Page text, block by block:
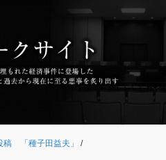
稿 「種子田益夫」
/